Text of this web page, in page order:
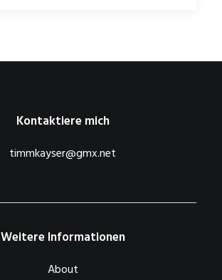
Kontaktiere mich
timmkayser@gmx.net
Weitere Informationen
About